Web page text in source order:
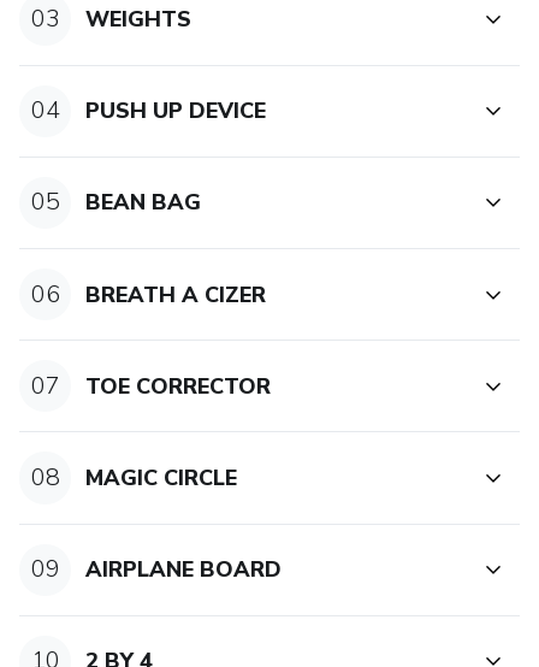
03 WEIGHTS
04 PUSH UP DEVICE
05 BEAN BAG
06 BREATH A CIZER
07 TOE CORRECTOR
08 MAGIC CIRCLE
09 AIRPLANE BOARD